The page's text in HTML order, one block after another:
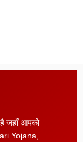
जहाँ आपको
Yojana,